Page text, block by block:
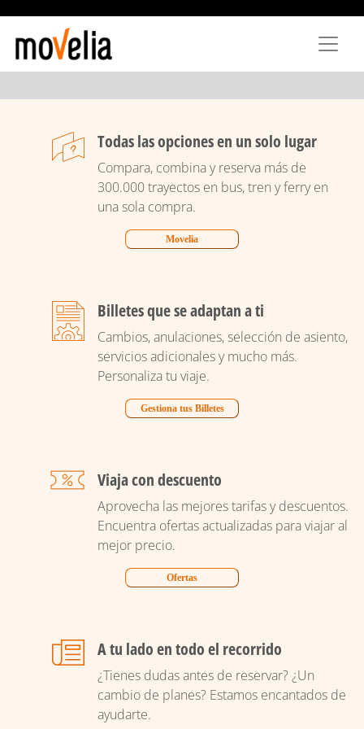
principal
Todas las opciones en un solo lugar
Compara, combina y reserva más de
300.000 trayectos en bus, tren y ferry en
una sola compra.
Movelia
Billetes que se adaptan a ti
Cambios, anulaciones, selección de asiento,
servicios adicionales y mucho más.
Personaliza tu viaje.
Gestiona tus Billetes
Viaja con descuento
Aprovecha las mejores tarifas y descuentos.
Encuentra ofertas actualizadas para viajar al
mejor precio.
Ofertas
A tu lado en todo el recorrido
¿Tienes dudas antes de reservar? ¿Un
cambio de planes? Estamos encantados de
ayudarte.